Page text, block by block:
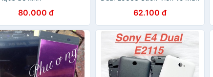
80.000 đ 62.100 đ